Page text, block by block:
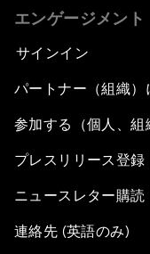
エンゲージメント
サインイン
パートナー（組織）
参加する（個人、組
プレスリリース登録
ニュースレター購読
連絡先 (英語のみ)